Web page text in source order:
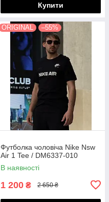
Купити
ORIGINAL –55%
Футболка чоловіча Nike Nsw
Air 1 Tee / DM6337-010
В наявності
1 200 ₴ 2 650 ₴